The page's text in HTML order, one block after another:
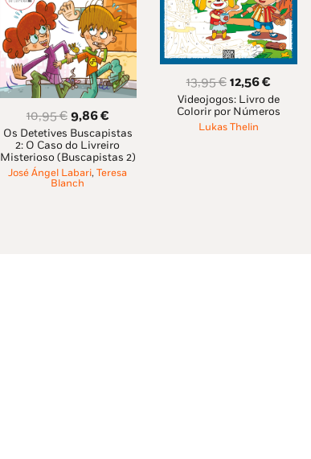
10,95€ O
preço
original
era:
10,95 €.
9,86€O
preço
atual
é:
Os Detetives Buscapistas
2: O Caso do Livreiro
Misterioso (Buscapistas 2)
José Ángel Labari,Teresa
Blanch
13,95€ O
preço
original
12,56€O
preço
atual
Videojogos: Livro de
Colorir por Números
Lukas Thelin